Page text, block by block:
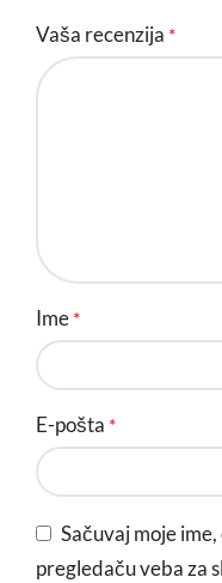
Vaša recenzija *
Ime *
E-pošta *
Sačuvaj moje
pregledaču veba za